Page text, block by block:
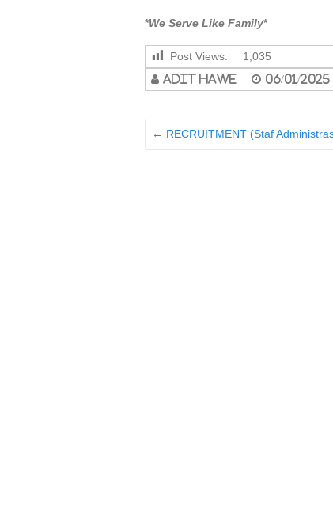
*We Serve Like Family*
Post Views: 1,035
adit hawe 06/01/2025
← RECRUITMENT (Staf